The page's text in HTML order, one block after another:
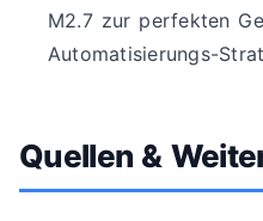
M2.7 zur perfekten
Automatisierungs-
Quellen &